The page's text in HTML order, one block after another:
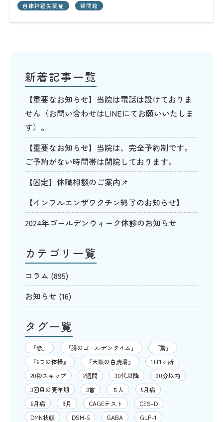
自律神経失調症
質問箱
新着記事一覧
【重要なお知らせ】当院は電話は設けておりま
せん（お問い合わせはLINEにてお願いいたしま
す）。
【重要なお知らせ】当院は、完全予約制です。
ご予約がない時間帯は閉院しております。
【固定】休職相談のご案内📌
【インフルエンザワクチン終了のお知らせ】
2024年ゴールデンウィーク休診のお知らせ
カテゴリ一覧
コラム (895)
お知らせ (16)
タグ一覧
「恐」 「腸のゴールデンタイム」
「驚」
『6つの体操』
『天然の白虎湯』
1日1ヶ所
20秒スキップ
2週間 30代以降
30分以内
3回目の更年期
3首 ５人
5月病
6月病
9月 CAGEテスト
CES-D
DMN状態
DSM-5 GABA
GLP-1